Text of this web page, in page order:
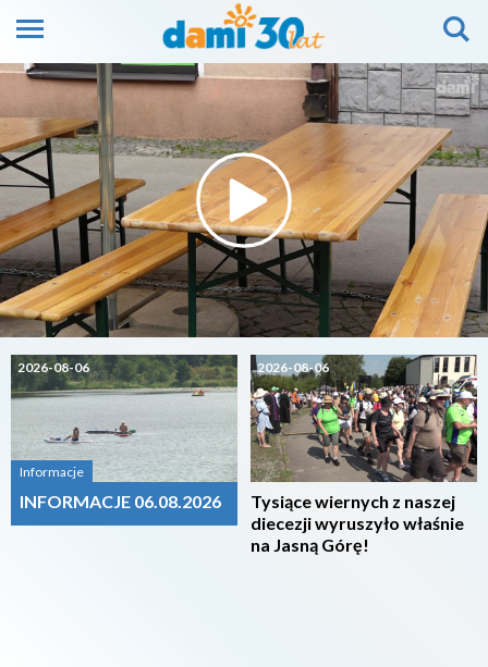
2026-08-06
Informacje
INFORMACJE 06.08.2026
2026-08-06
Tysiące wiernych z naszej
diecezji wyruszyło właśnie
na Jasną Górę!